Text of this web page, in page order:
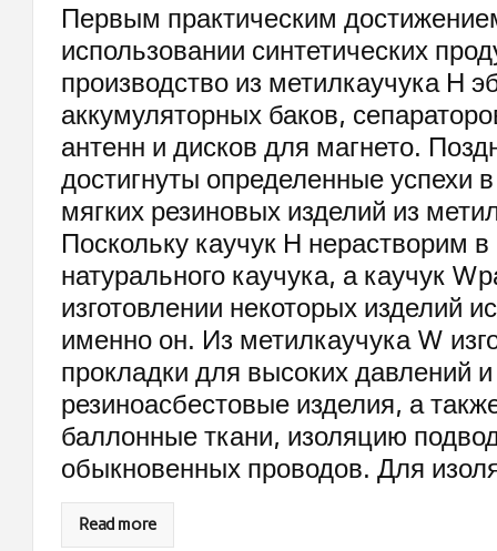
Первым практическим
использовании синтетических
производство из метилкаучука Н
аккумуляторных баков,
антенн и дисков для магнето.
достигнуты определенные успехи
мягких резиновых изделий из
Поскольку каучук Н нерастворим в
натурального каучука, а каучук
изготовлении некоторых изделий
именно он. Из метилкаучука W
прокладки для высоких давлений и
резиноасбестовые изделия, а
баллонные ткани, изоляцию
обыкновенных проводов. Для
Read more